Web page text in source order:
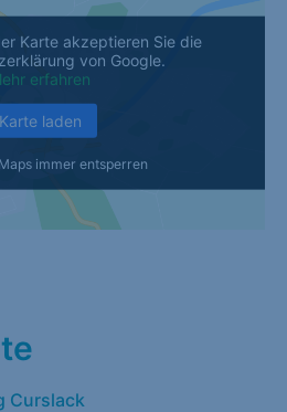
Karte akzeptieren Sie die
von Google.
erfahren
Karte laden
immer entsperren
Curslack